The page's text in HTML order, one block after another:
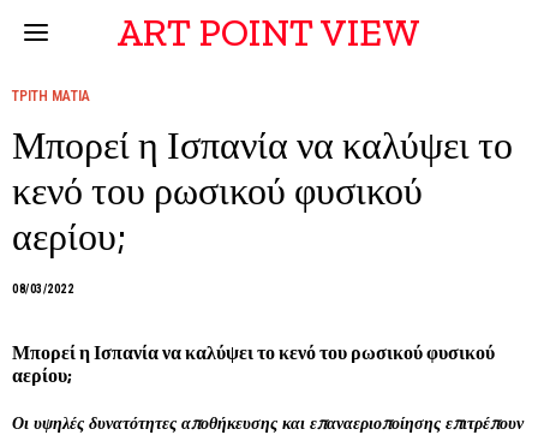
ART POINT VIEW
ΤΡΙΤΗ ΜΑΤΙΑ
Μπορεί η Ισπανία να καλύψει το
κενό του ρωσικού φυσικού
αερίου;
08/03/2022
Μπορεί η Ισπανία να καλύψει το κενό του ρωσικού φυσικού
αερίου;
Οι υψηλές δυνατότητες αποθήκευσης και επαναεριοποίησης επιτρέπουν